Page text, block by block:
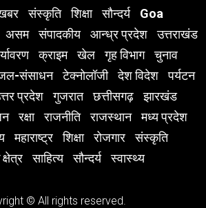
संस्कृति शिक्षा सौन्दर्य
Goa
असम संपादकीय आन्ध्र प्रदेश
उत्तराखंड
क्राइम खेल गृह विभाग
चुनाव
संसाधन टेक्नोलॉजी देश विदेश
पर्यटन
प्रदेश गुजरात छत्तीसगढ़
झारखंड
रक्षा राजनीति राजस्थान
मध्य प्रदेश
महाराष्ट्र शिक्षा रोजगार
संस्कृति
साहित्य सौन्दर्य स्वास्थ्य
© All rights reserved.